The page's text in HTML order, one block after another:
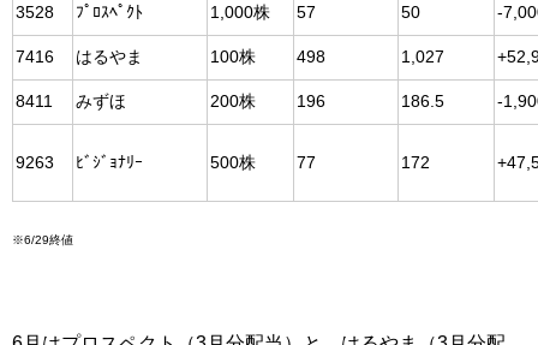
3528 ﾌﾟﾛｽﾍﾟｸﾄ 1,000株 57 50 -
7416 はるやま 100株 498 1,027
8411 みずほ 200株 196 186.5 -
9263 ﾋﾞｼﾞｮﾅﾘｰ 500株 77 172
※6/29終値